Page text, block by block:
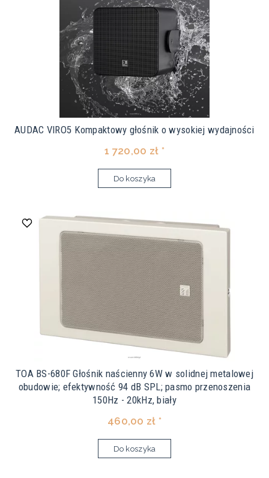
AUDAC VIRO5 Kompaktowy głośnik o wysokiej wydajności
1 720,00 zł *
Do koszyka
TOA BS-680F Głośnik naścienny 6W w solidnej metalowej
obudowie; efektywność 94 dB SPL; pasmo przenoszenia
150Hz - 20kHz, biały
460,00 zł *
Do koszyka